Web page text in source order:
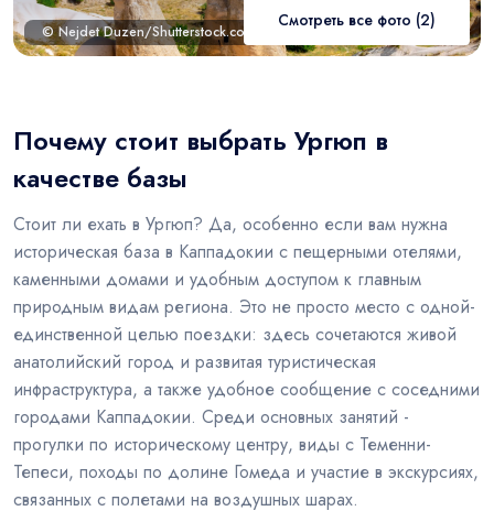
© Nejdet Duzen/Shutterstock.com
Смотреть все фото (2)
Почему стоит выбрать Ургюп в
качестве базы
Стоит ли ехать в Ургюп? Да, особенно если вам нужна
историческая база в Каппадокии с пещерными отелями,
каменными домами и удобным доступом к главным
природным видам региона. Это не просто место с одной-
единственной целью поездки: здесь сочетаются живой
анатолийский город и развитая туристическая
инфраструктура, а также удобное сообщение с соседними
городами Каппадокии. Среди основных занятий -
прогулки по историческому центру, виды с Теменни-
Тепеси, походы по долине Гомеда и участие в экскурсиях,
связанных с полетами на воздушных шарах.